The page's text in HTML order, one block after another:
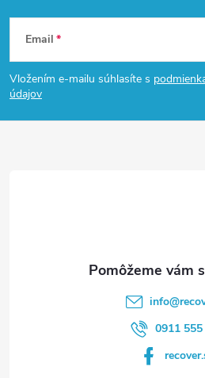
Z
á
p
Email
Vložením e-mailu súhlasíte s
údajov
info@
0911